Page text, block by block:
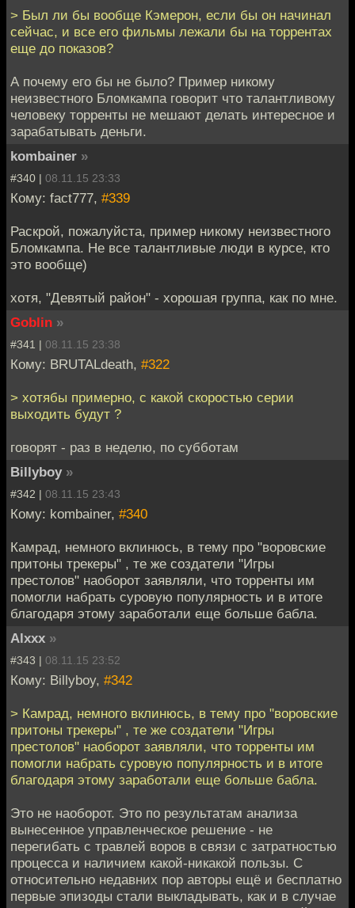
> Был ли бы вообще Кэмерон, если бы он начинал
сейчас, и все его фильмы лежали бы на торрентах
еще до показов?
А почему его бы не было? Пример никому
неизвестного Бломкампа говорит что талантливому
человеку торренты не мешают делать интересное и
зарабатывать деньги.
kombainer »
#340 | 08.11.15 23:33
Кому: fact777, #339
Раскрой, пожалуйста, пример никому неизвестного
Бломкампа. Не все талантливые люди в курсе, кто
это вообще)
хотя, "Девятый район" - хорошая группа, как по мне.
Goblin »
#341 | 08.11.15 23:38
Кому: BRUTALdeath, #322
> хотябы примерно, с какой скоростью серии
выходить будут ?
говорят - раз в неделю, по субботам
Billyboy »
#342 | 08.11.15 23:43
Кому: kombainer, #340
Камрад, немного вклинюсь, в тему про "воровские
притоны трекеры" , те же создатели "Игры
престолов" наоборот заявляли, что торренты им
помогли набрать суровую популярность и в итоге
благодаря этому заработали еще больше бабла.
Alxxx »
#343 | 08.11.15 23:52
Кому: Billyboy, #342
> Камрад, немного вклинюсь, в тему про "воровские
притоны трекеры" , те же создатели "Игры
престолов" наоборот заявляли, что торренты им
помогли набрать суровую популярность и в итоге
благодаря этому заработали еще больше бабла.
Это не наоборот. Это по результатам анализа
вынесенное управленческое решение - не
перегибать с травлей воров в связи с затратностью
процесса и наличием какой-никакой пользы. С
относительно недавних пор авторы ещё и бесплатно
первые эпизоды стали выкладывать, как и в случае